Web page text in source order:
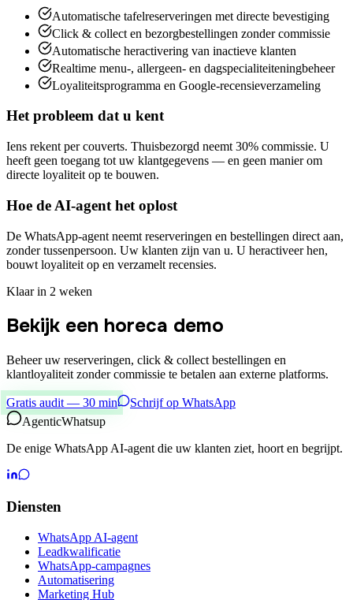
Automatische tafelreserveringen met directe bevestiging
Click & collect en bezorgbestellingen zonder commissie
Automatische heractivering van inactieve klanten
Realtime menu-, allergeen- en dagspecialiteiteningbeheer
Loyaliteitsprogramma en Google-recensieverzameling
Het probleem dat u kent
Iens rekent per couverts. Thuisbezorgd neemt 30% commissie. U
heeft geen toegang tot uw klantgegevens — en geen manier om
directe loyaliteit op te bouwen.
Hoe de AI-agent het oplost
De WhatsApp-agent neemt reserveringen en bestellingen direct aan,
zonder tussenpersoon. Uw klanten zijn van u. U heractiveer hen,
bouwt loyaliteit op en verzamelt recensies.
Klaar in 2 weken
Bekijk een horeca demo
Beheer uw reserveringen, click & collect bestellingen en
klantloyaliteit zonder commissie te betalen aan externe platforms.
Gratis audit — 30 min
Schrijf op WhatsApp
AgenticWhatsup
De enige WhatsApp AI-agent die uw klanten ziet, hoort en begrijpt.
Diensten
WhatsApp AI-agent
Leadkwalificatie
WhatsApp-campagnes
Automatisering
Marketing Hub